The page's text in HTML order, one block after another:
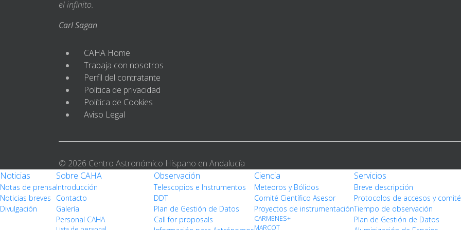
el infinito.
Carl Sagan
CAHA Home
Trabaja con nosotros
Perfil del contratante
Política de privacidad
Política de Cookies
Aviso Legal
© 2026 Centro Astronómico Hispano en Andalucía
Noticias
Notas de prensa
Noticias breves
Divulgación
Sobre CAHA
Introducción
Contacto
Galería
Personal CAHA
Observación
Telescopios e Instrumentos
DDT
Plan de Gestión de Datos
Call for proposals
Ciencia
Meteoros y Bólidos
Comité Científico Asesor
Proyectos de instrumentación
CARMENES+
MARCOT
Servicios
Breve descripción
Protocolos de accesos y
Tiempo de observación
Plan de Gestión de Datos